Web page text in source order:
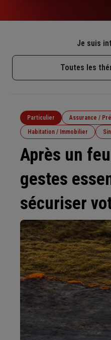
Je suis
Toutes les
Particulier
Assurance /
Habitation / Immobilier
Après un
gestes
sécuriser